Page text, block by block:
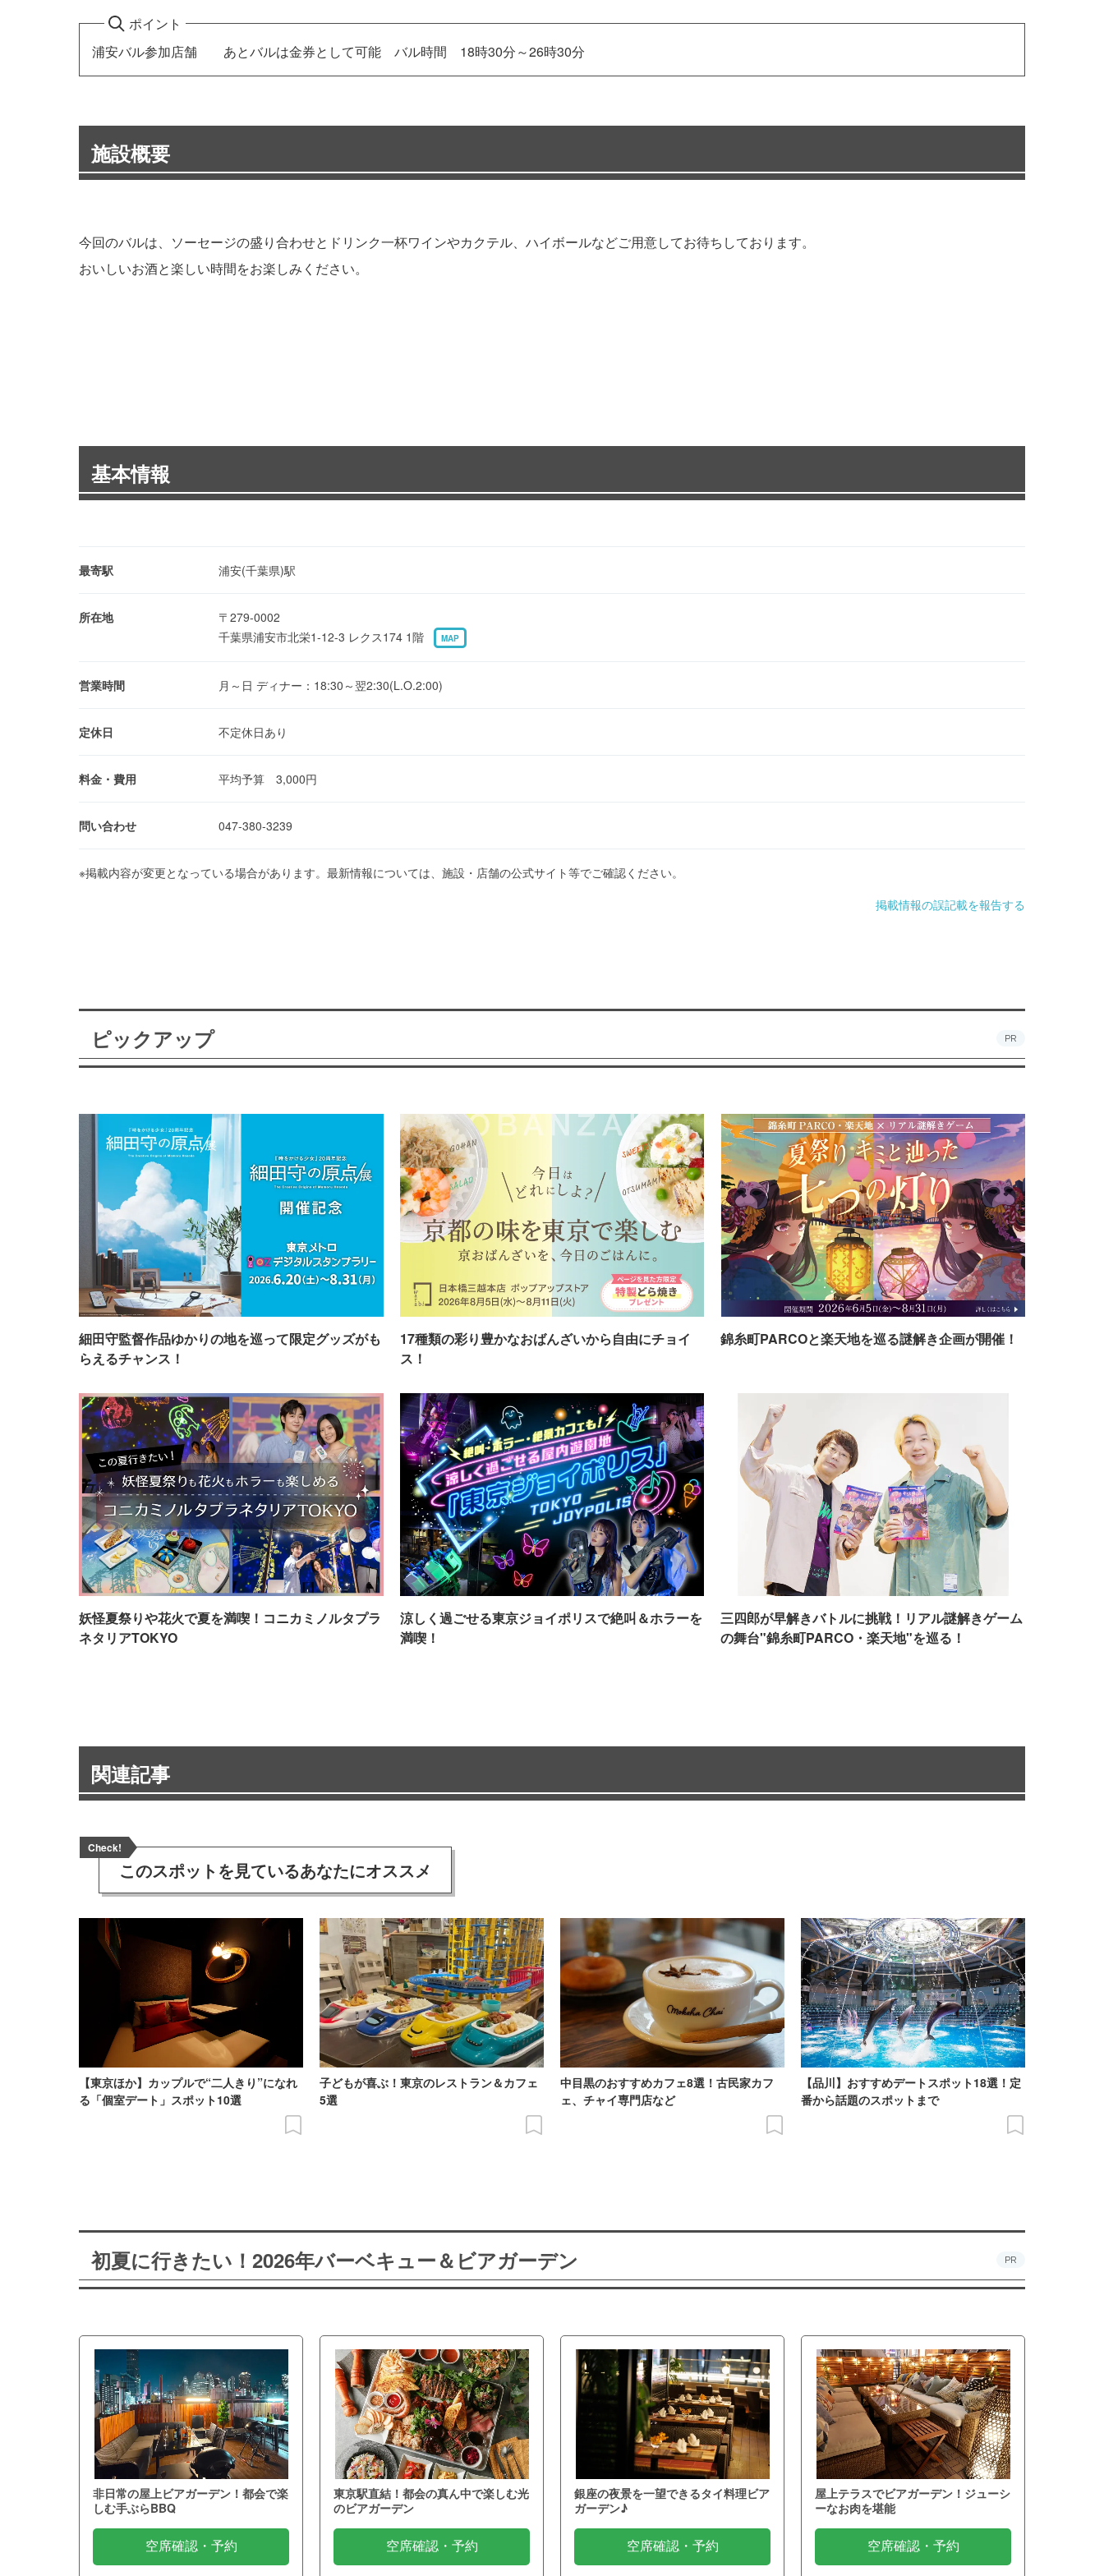
ポイント
浦安バル参加店舗 あとバルは金券として可能 バル時間 18時30分～26時30分
施設概要
今回のバルは、ソーセージの盛り合わせとドリンク一杯ワインやカクテル、ハイボールなどご用意してお待ちしております。
おいしいお酒と楽しい時間をお楽しみください。
基本情報
最寄駅 浦安(千葉県)駅
所在地
〒279-0002
千葉県浦安市北栄1-12-3 レクス174 1階
MAP
営業時間 月～日 ディナー：18:30～翌2:30(L.O.2:00)
定休日 不定休日あり
料金・費用 平均予算 3,000円
問い合わせ 047-380-3239
※掲載内容が変更となっている場合があります。最新情報については、施設・店舗の公式サイト等でご確認ください。
掲載情報の誤記載を報告する
ピックアップ PR
細田守監督作品ゆかりの地を巡って限定グッズがも
らえるチャンス！
17種類の彩り豊かなおばんざいから自由にチョイ
ス！
錦糸町PARCOと楽天地を巡る謎解き企画が開催！
妖怪夏祭りや花火で夏を満喫！コニカミノルタプラ
ネタリアTOKYO
涼しく過ごせる東京ジョイポリスで絶叫＆ホラーを
満喫！
三四郎が早解きバトルに挑戦！リアル謎解きゲーム
の舞台"錦糸町PARCO・楽天地"を巡る！
関連記事
Check!
このスポットを見ているあなたにオススメ
【東京ほか】カップルで“二人きり”になれ
る「個室デート」スポット10選
子どもが喜ぶ！東京のレストラン＆カフェ
5選
中目黒のおすすめカフェ8選！古民家カフ
ェ、チャイ専門店など
【品川】おすすめデートスポット18選！定
番から話題のスポットまで
初夏に行きたい！2026年バーベキュー＆ビアガーデン PR
非日常の屋上ビアガーデン！都会で楽
しむ手ぶらBBQ
空席確認・予約
東京駅直結！都会の真ん中で楽しむ光
のビアガーデン
空席確認・予約
銀座の夜景を一望できるタイ料理ビア
ガーデン♪
空席確認・予約
屋上テラスでビアガーデン！ジューシ
ーなお肉を堪能
空席確認・予約